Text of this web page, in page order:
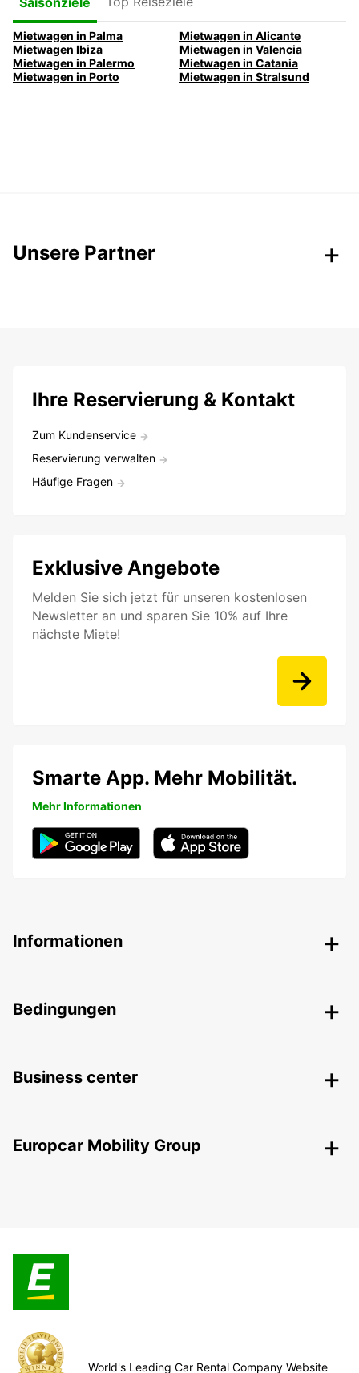
Mietwagen in Palma
Mietwagen in Alicante
Mietwagen Ibiza
Mietwagen in Valencia
Mietwagen in Palermo
Mietwagen in Catania
Mietwagen in Porto
Mietwagen in Stralsund
Unsere Partner
Ihre Reservierung & Kontakt
Zum Kundenservice
Reservierung verwalten
Häufige Fragen
Exklusive Angebote
Melden Sie sich jetzt für unseren kostenlosen
Newsletter an und sparen Sie 10% auf Ihre
nächste Miete!
Smarte App. Mehr Mobilität.
Mehr Informationen
Informationen
Bedingungen
Business center
Europcar Mobility Group
World's Leading Car Rental Company Website